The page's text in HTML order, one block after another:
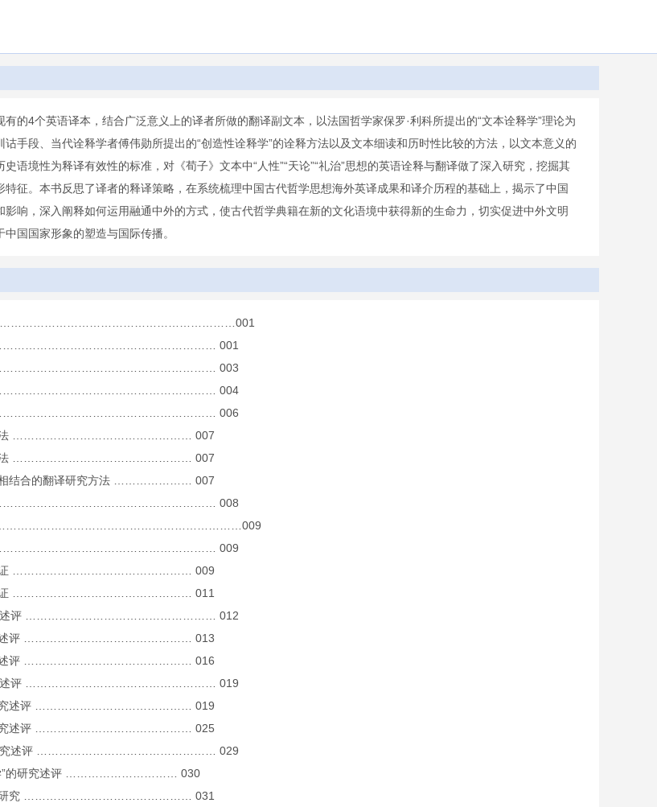
有的4个英语译本，结合广泛意义上的译者所做的翻译副文本，以法国哲学家保罗·利科所提出的“文本诠释学”理论为
手段、当代诠释学者傅伟勋所提出的“创造性诠释学”的诠释方法以及文本细读和历时性比较的方法，以文本意义的
语境性为释译有效性的标准，对《荀子》文本中“人性”“天论”“礼治”思想的英语诠释与翻译做了深入研究，挖掘其
特征。本书反思了译者的释译策略，在系统梳理中国古代哲学思想海外英译成果和译介历程的基础上，揭示了中国
影响，深入阐释如何运用融通中外的方式，使古代哲学典籍在新的文化语境中获得新的生命力，切实促进中外文明
国国家形象的塑造与国际传播。
001
003
……………………………………………………… 004
006
方法 ………………………………………… 007
究法 ………………………………………… 007
相结合的翻译研究方法 ………………… 007
008
………………………………………………………………009
……………………………………………………… 009
考证 ………………………………………… 009
考证 ………………………………………… 011
介述评 …………………………………………… 012
本述评 ……………………………………… 013
本述评 ……………………………………… 016
究述评 …………………………………………… 019
研究述评 …………………………………… 019
研究述评 …………………………………… 025
研究述评 ………………………………………… 029
学”的研究述评 ………………………… 030
的研究 ……………………………………… 031